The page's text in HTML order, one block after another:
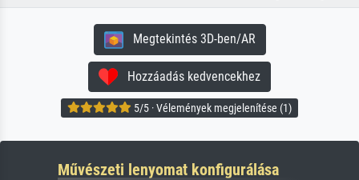
Megtekintés 3D-ben/AR
Hozzáadás kedvencekhez
5/5 · Vélemények megjelenítése (1)
Művészeti lenyomat konfigurálása